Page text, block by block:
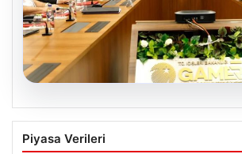
Organize Suçla Mücadele
Güvenlik Vizyonu
Piyasa Verileri